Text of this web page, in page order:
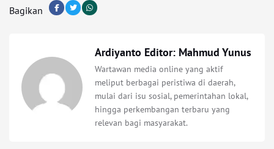
Bagikan
Ardiyanto Editor: Mahmud Yunus
Wartawan media online yang aktif
meliput berbagai peristiwa di daerah,
mulai dari isu sosial, pemerintahan lokal,
hingga perkembangan terbaru yang
relevan bagi masyarakat.